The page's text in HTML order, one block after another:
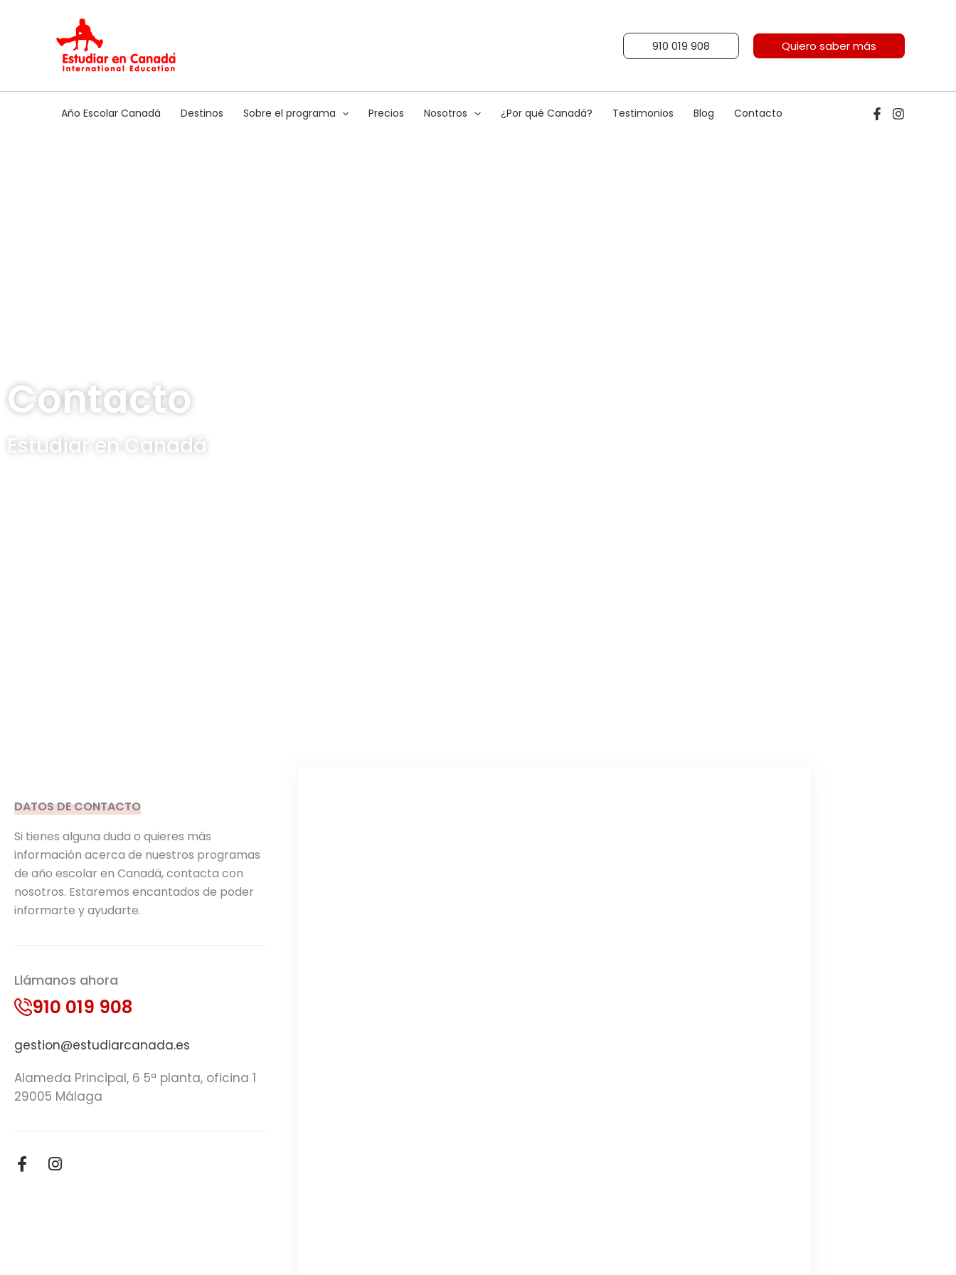
910 019 908 Quiero saber más
Año Escolar Canadá Destinos Sobre el programa Precios Nosotros ¿Por qué Canadá? Testimonios Blog Contacto
Contacto
Estudiar en Canadá
DATOS DE CONTACTO
Si tienes alguna duda o quieres más
información acerca de nuestros programas
de año escolar en Canadá, contacta con
nosotros. Estaremos encantados de poder
informarte y ayudarte.
Llámanos ahora
910 019 908
gestion@estudiarcanada.es
Alameda Principal, 6 5ª planta, oficina 1
29005 Málaga
F
a
I